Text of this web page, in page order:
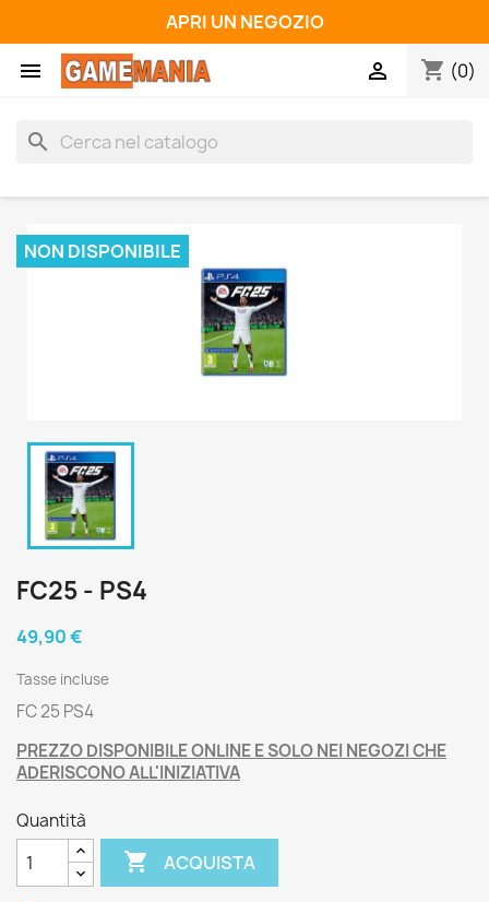
APRI UN NEGOZIO
 shopping_cart (0)

search
NON DISPONIBILE
FC25 - PS4
49,90 €
Tasse incluse
FC 25 PS4
PREZZO DISPONIBILE ONLINE E SOLO NEI NEGOZI CHE
ADERISCONO ALL'INIZIATIVA
Quantità
 ACQUISTA